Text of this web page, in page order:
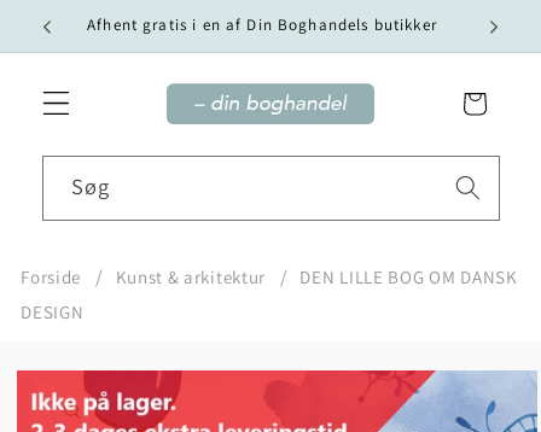
Gå til
indhold
Afhent gratis i en af Din Boghandels butikker Vi
Søg
Indkøbskurv
Forside Kunst & arkitektur
DEN LILLE BOG OM DANSK
DESIGN
Gå til
produktoplysninger